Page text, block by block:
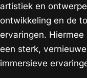
artistiek en
ontwikkeling en de
ervaringen.
een sterk,
immersieve